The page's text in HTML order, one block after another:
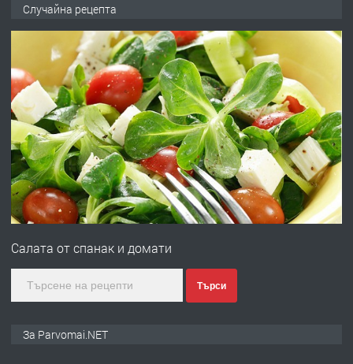
преди 1 година
ПРЕДЛАГА Работа за общи работници
преди 1 година
ПРЕДЛАГА
Първи поход "По стъпките на Ангел
Случайна рецепта
Салата от спанак и домати
Търси
За Parvomai.NET